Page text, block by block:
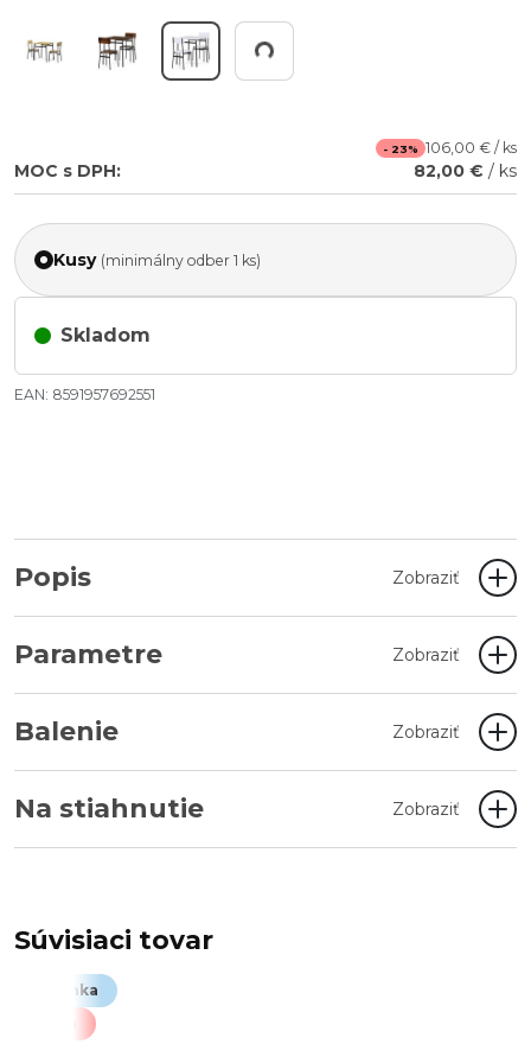
Working...
- 23% 106,00 € / ks
MOC s DPH: 82,00 € / ks
Kusy (minimálny odber 1 ks)
Skladom
EAN: 8591957692551
Popis Zobraziť
Parametre Zobraziť
Balenie Zobraziť
Na stiahnutie Zobraziť
Súvisiaci tovar
Novinka